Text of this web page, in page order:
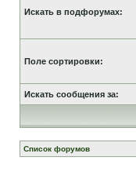
Искать в подфорумах:
Поле сортировки:
Искать сообщения за:
Список форумов